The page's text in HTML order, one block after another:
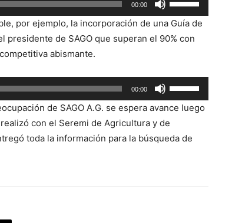
00:00
las
teclas
de
arriba/abajo
para
aumentar
o
disminuir
por ejemplo, la incorporación de una Guía de
presidente de SAGO que superan el 90% con
abismante.
00:00
las
teclas
flecha
de SAGO A.G. se espera avance luego
con el Seremi de Agricultura y de
toda la información para la búsqueda de